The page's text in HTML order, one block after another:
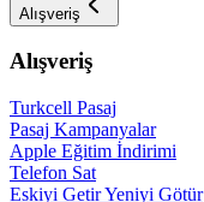
Alışveriş
Alışveriş
Turkcell Pasaj
Pasaj Kampanyalar
Apple Eğitim İndirimi
Telefon Sat
Eskiyi Getir Yeniyi Götür